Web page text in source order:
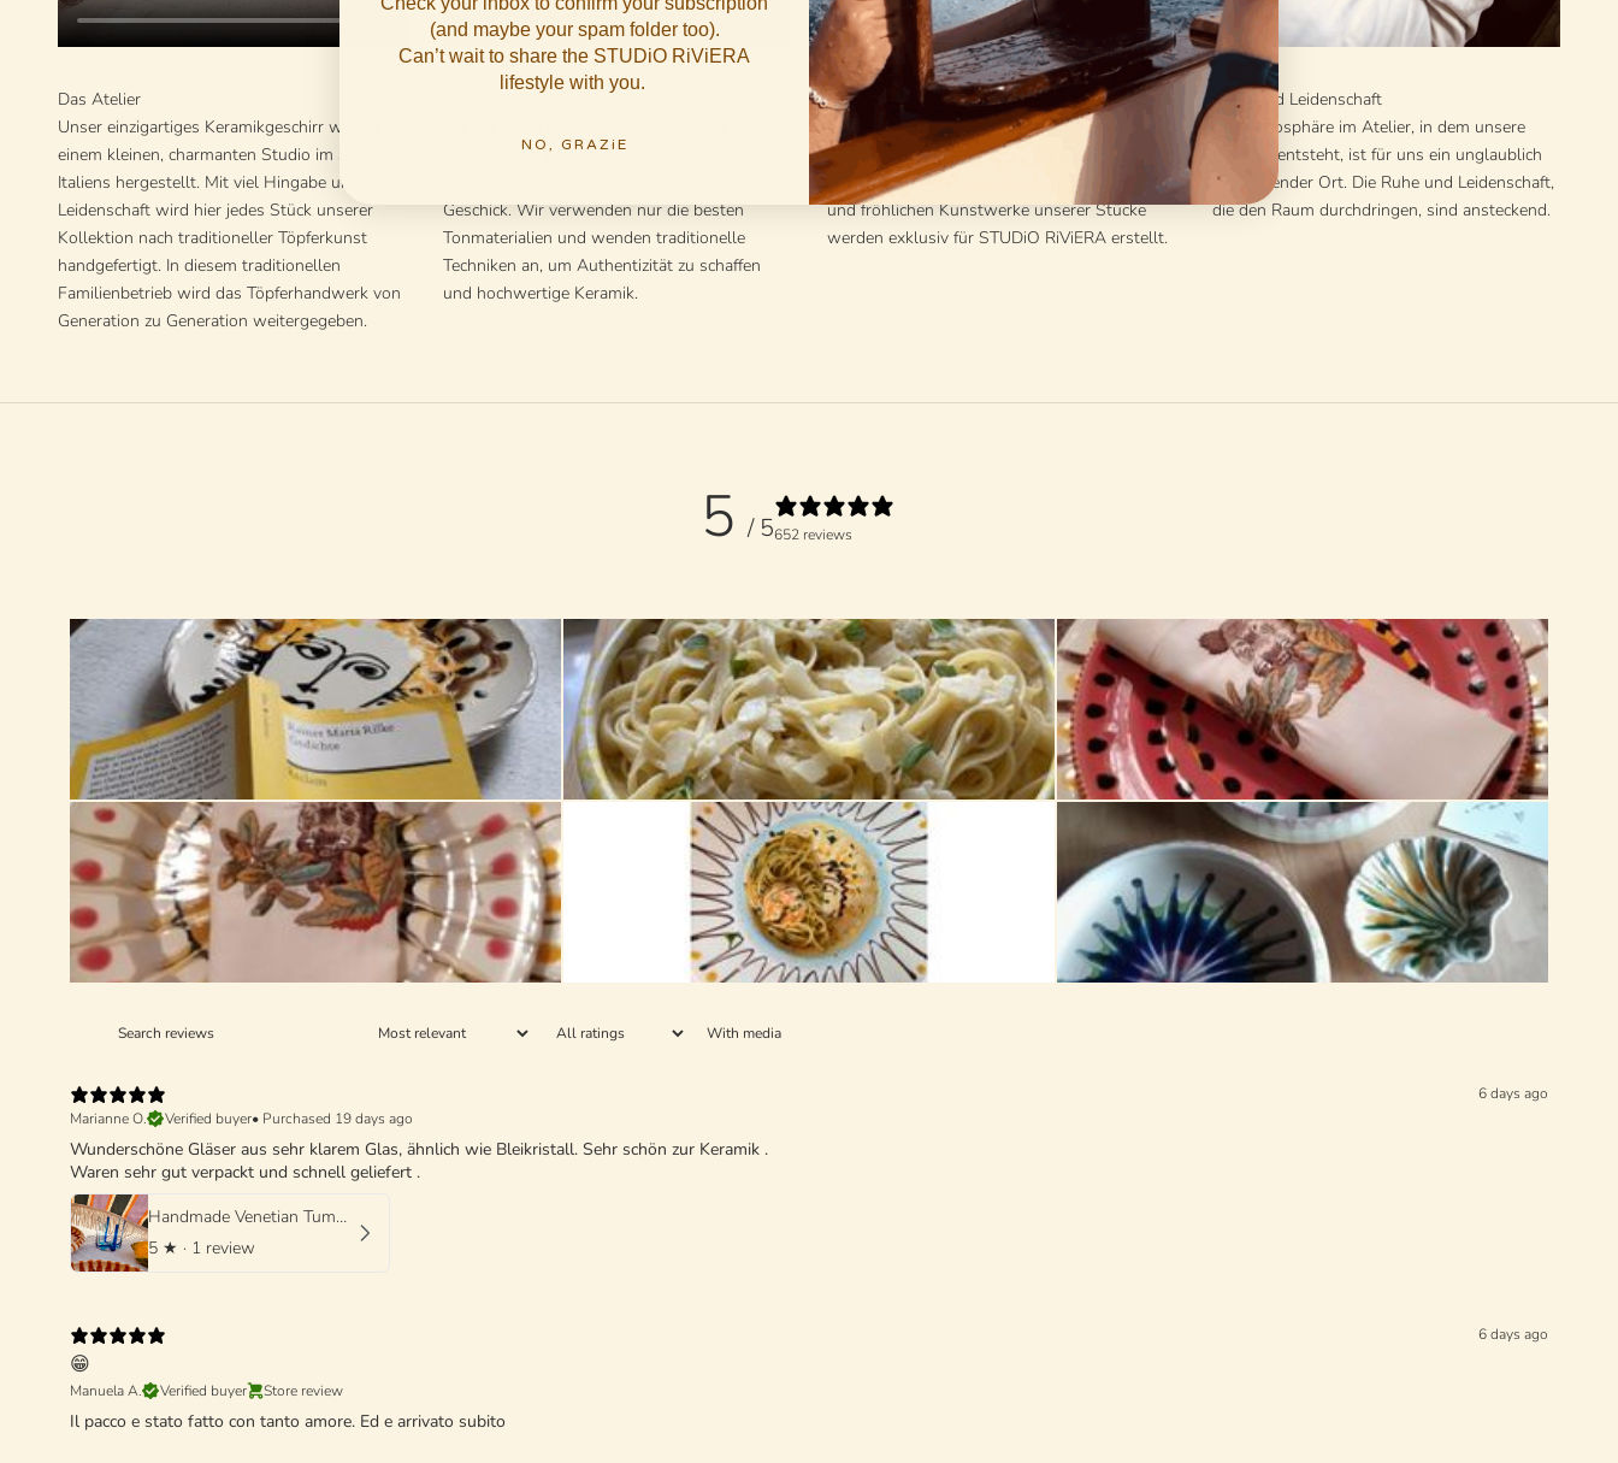
Das Atelier
Unser einzigartiges Keramikgeschirr wird in
einem kleinen, charmanten Studio im Süden
Italiens hergestellt. Mit viel Hingabe und
Leidenschaft wird hier jedes Stück unserer
Kollektion nach traditioneller Töpferkunst
handgefertigt. In diesem traditionellen
Familienbetrieb wird das Töpferhandwerk von
Generation zu Generation weitergegeben.
Handgemacht
verleihen wir jedem Stück unserer Kollektion
Geschick. Wir verwenden nur die besten
Tonmaterialien und wenden traditionelle
Techniken an, um Authentizität zu schaffen
und hochwertige Keramik.
Handgemalt
Dies ist Nicola Fasano in seinem charmanten
Atelier in Bella Italia, der einen unserer Teller
von Hand bemalt. Alle einzigartigen Muster
und fröhlichen Kunstwerke unserer Stücke
werden exklusiv für STUDiO RiViERA erstellt.
Liebe und Leidenschaft
Die Atmosphäre im Atelier, in dem unsere
Keramik entsteht, ist für uns ein unglaublich
inspirierender Ort. Die Ruhe und Leidenschaft,
die den Raum durchdringen, sind ansteckend.
5 / 5652 reviews
With media
6 days ago
Marianne O.
Verified buyer• Purchased 19 days ago
Wunderschöne Gläser aus sehr klarem Glas, ähnlich wie Bleikristall. Sehr schön zur Keramik .
Waren sehr gut verpackt und schnell geliefert .
Handmade Venetian Tumbler Glass | Italian Mouth-Blown Glass
5 ★ · 1 review
6 days ago
😁
Manuela A. Verified buyer Store review
Il pacco e stato fatto con tanto amore. Ed e arrivato subito
(and maybe your spam folder too).
Can’t wait to share the STUDiO RiViERA
lifestyle with you.
NO, GRAZiE